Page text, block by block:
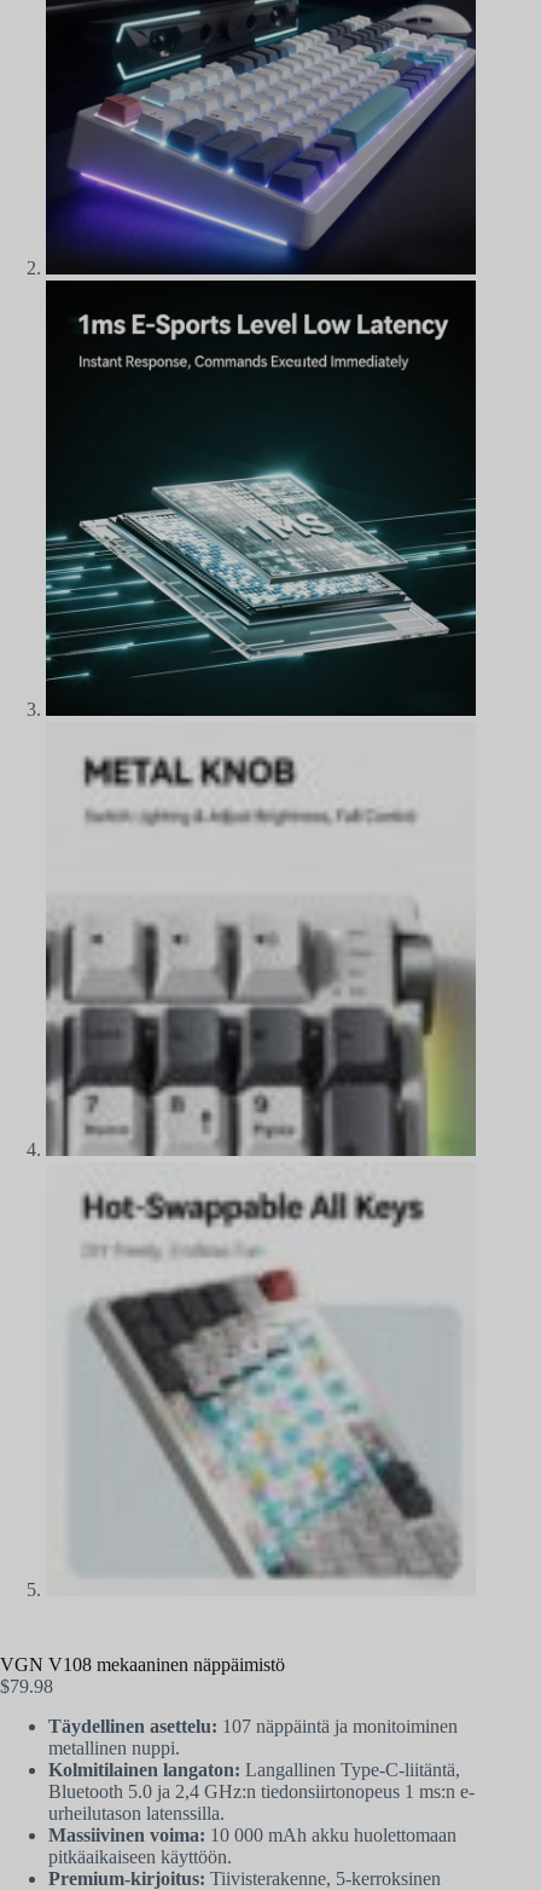
VGN V108 mekaaninen näppäimistö
$79.98
Täydellinen asettelu: 107 näppäintä ja monitoiminen
metallinen nuppi.
Kolmitilainen langaton: Langallinen Type-C-liitäntä,
Bluetooth 5.0 ja 2,4 GHz:n tiedonsiirtonopeus 1 ms:n e-
urheilutason latenssilla.
Massiivinen voima: 10 000 mAh akku huolettomaan
pitkäaikaiseen käyttöön.
Premium-kirjoitus: Tiivisterakenne, 5-kerroksinen